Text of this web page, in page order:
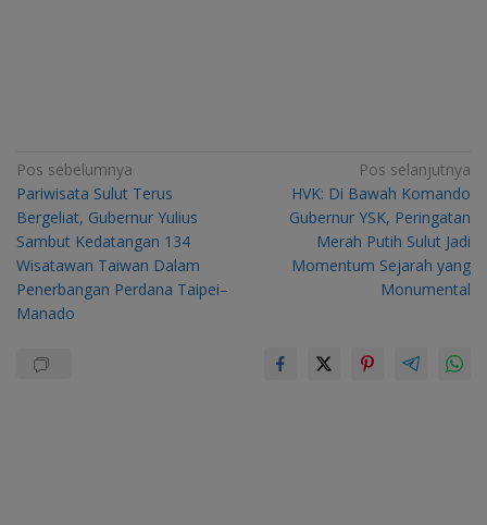
Navigasi
pos
Pos sebelumnya
Pariwisata Sulut Terus
Bergeliat, Gubernur Yulius
Sambut Kedatangan 134
Wisatawan Taiwan Dalam
Penerbangan Perdana Taipei–
Manado
Pos selanjutnya
HVK: Di Bawah Komando
Gubernur YSK, Peringatan
Merah Putih Sulut Jadi
Momentum Sejarah yang
Monumental